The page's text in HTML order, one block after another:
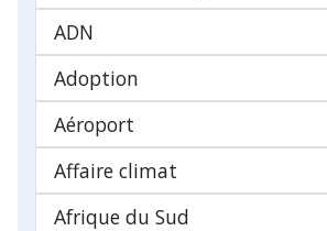
ADN
Adoption
Aéroport
Affaire climat
Afrique du Sud